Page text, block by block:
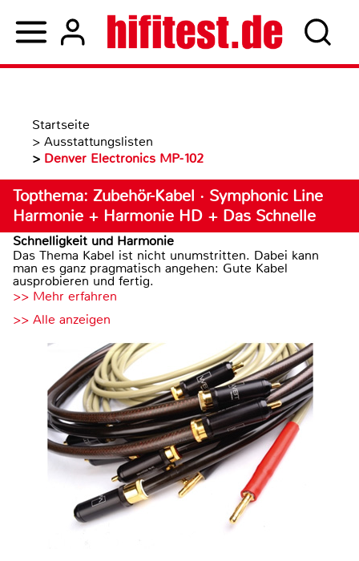
Startseite
> Ausstattungslisten
> Denver Electronics MP-102
Topthema: Zubehör-Kabel · Symphonic Line
Harmonie + Harmonie HD + Das Schnelle
Schnelligkeit und Harmonie
Das Thema Kabel ist nicht unumstritten. Dabei kann
man es ganz pragmatisch angehen: Gute Kabel
ausprobieren und fertig.
>> Mehr erfahren
>> Alle anzeigen